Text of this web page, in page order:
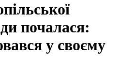
почалася:
у своєму